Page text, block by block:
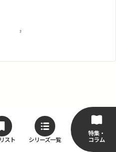
スト シリーズ一覧
特集・
コラム